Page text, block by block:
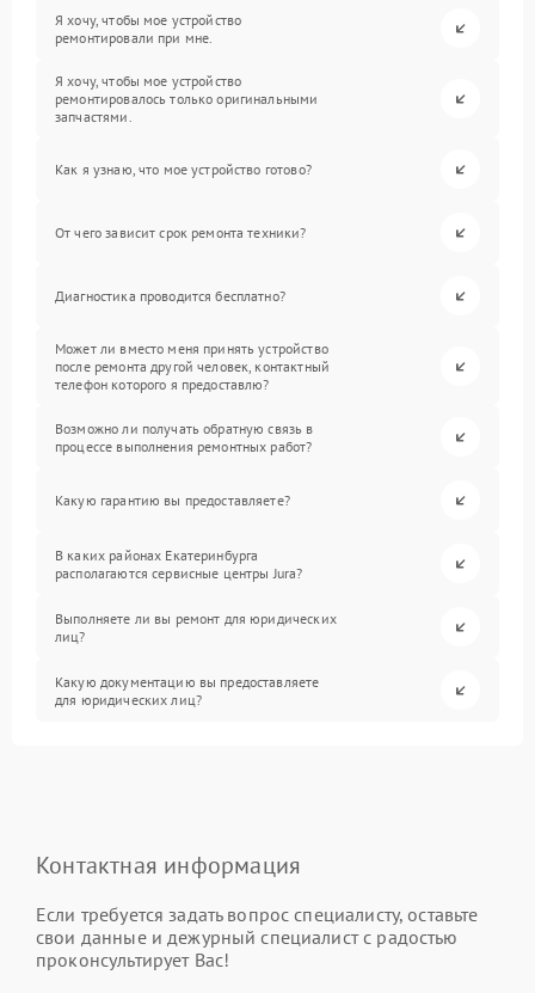
Я хочу, чтобы мое устройство
ремонтировали при мне.
Я хочу, чтобы мое устройство
ремонтировалось только оригинальными
запчастями.
Как я узнаю, что мое устройство готово?
От чего зависит срок ремонта техники?
Диагностика проводится бесплатно?
Может ли вместо меня принять устройство
после ремонта другой человек, контактный
телефон которого я предоставлю?
Возможно ли получать обратную связь в
процессе выполнения ремонтных работ?
Какую гарантию вы предоставляете?
В каких районах Екатеринбурга
располагаются сервисные центры Jura?
Выполняете ли вы ремонт для юридических
лиц?
Какую документацию вы предоставляете
для юридических лиц?
Контактная информация
Если требуется задать вопрос специалисту, оставьте
свои данные и дежурный специалист с радостью
проконсультирует Вас!